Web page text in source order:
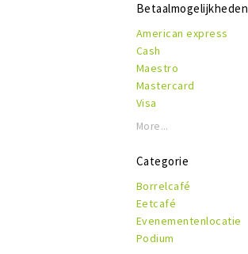
Betaalmogelijkheden
American express
Cash
Maestro
Mastercard
Visa
More...
Categorie
Borrelcafé
Eetcafé
Evenementenlocatie
Podium